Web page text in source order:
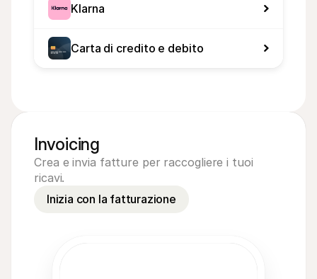
Klarna
Carta di credito e debito
Invoicing
Crea e invia fatture per raccogliere i tuoi
ricavi.
Inizia con la fatturazione